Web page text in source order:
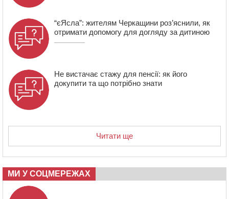
“єЯсла”: жителям Черкащини роз’яснили, як
отримати допомогу для догляду за дитиною
Не вистачає стажу для пенсії: як його
докупити та що потрібно знати
Читати ще
МИ У СОЦМЕРЕЖАХ